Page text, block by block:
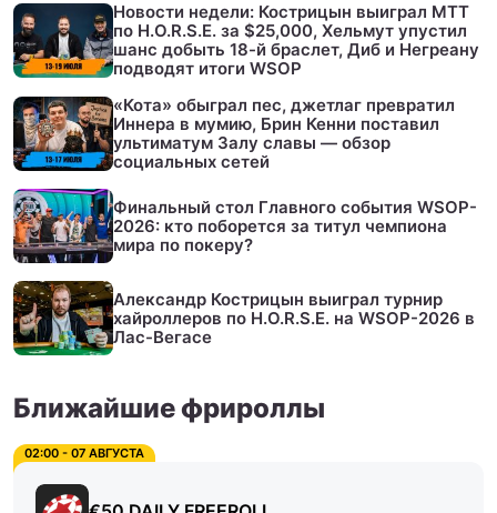
Новости недели: Кострицын выиграл МТТ
по H.O.R.S.E. за $25,000, Хельмут упустил
шанс добыть 18-й браслет, Диб и Негреану
подводят итоги WSOP
«Кота» обыграл пес, джетлаг превратил
Иннера в мумию, Брин Кенни поставил
ультиматум Залу славы — обзор
социальных сетей
Финальный стол Главного события WSOP-
2026: кто поборется за титул чемпиона
мира по покеру?
Александр Кострицын выиграл турнир
хайроллеров по H.O.R.S.E. на WSOP-2026 в
Лас-Вегасе
Ближайшие фрироллы
02:00 - 07 АВГУСТА